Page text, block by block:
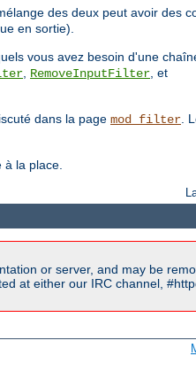
des deux peut avoir des
en sortie).
vous avez besoin d'une
RemoveInputFilter , et
dans la page mod_filter .
la place.
or server, and may be
at either our IRC channel,